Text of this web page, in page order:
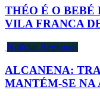
THÉO É O BEBÉ
VILA FRANCA
Notícias Regionais
ALCANENA:
MANTÉM-SE NA